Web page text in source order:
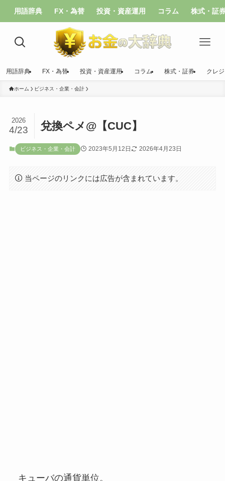
用語辞典 FX・為替 投資・資産運用 コラム 株式・証
用語辞典 FX・為替 投資・資産運用 コラム 株式・証券 クレ
ホーム ビジネス・企業・会計
兌換ペメ@【CUC】
2026
4/23
ビジネス・企業・会計 2023年5月12日 2026年4月23日
当ページのリンクには広告が含まれています。
キューバの通貨単位。